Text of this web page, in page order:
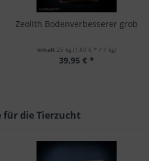
Zeolith Bodenverbesserer grob
Inhalt 25 kg (1,60 € * / 1 kg)
39,95 € *
für die Tierzucht